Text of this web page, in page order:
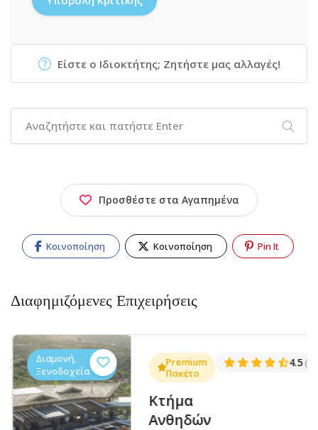
Είστε ο Ιδιοκτήτης; Ζητήστε μας αλλαγές!
Προσθέστε στα Αγαπημένα
Κοινοποίηση Κοινοποίηση Pin It
Διαφημιζόμενες Επιχειρήσεις
(1381)
Διαμονή,
Ξενοδοχεία
Premium
Πακέτο
Κτήμα
Ανθηδών
4.5